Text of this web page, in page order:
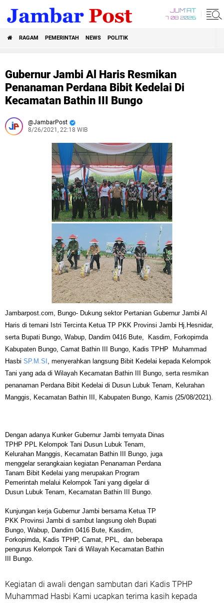
JUM'AT
7 08 2026
RAGAM PEMERINTAH NEWS POLITIK
Gubernur Jambi Al Haris Resmikan
Penanaman Perdana Bibit Kedelai Di
Kecamatan Bathin III Bungo
JambarPost
8/26/2021, 22:18 WIB
Jambarpost.com, Bungo- Dukung sektor Pertanian Gubernur Jambi Al
Haris di temani Istri Tercinta Ketua TP PKK Provinsi Jambi Hj.Hesnidar,
serta Bupati Bungo, Wabup, Dandim 0416 Bute, Kasdim, Forkopimda
Kabupaten Bungo, Camat Bathin III Bungo, Kadis TPHP Muhammad
Hasbi SP.M.SI , menyerahkan langsung Bibit Kedelai kepada Kelompok
Tani yang ada di Wilayah Kecamatan Bathin III Bungo, serta resmikan
penanaman Perdana Bibit Kedelai di Dusun Lubuk Tenam, Kelurahan
Manggis, Kecamatan Bathin III, Kabupaten Bungo, Kamis (25/08/2021).
Dengan adanya Kunker Gubernur Jambi ternyata Dinas
TPHP PPL Kelompok Tani Dusun Lubuk Tenam,
Kelurahan Manggis, Kecamatan Bathin III Bungo, juga
menggelar serangkaian kegiatan Penanaman Perdana
Tanam Bibit Kedelai yang merupakan Program
Pemerintah melalui Kelompok Tani yang digelar di
Dusun Lubuk Tenam, Kecamatan Bathin III Bungo.
Kunjungan kerja Gubernur Jambi bersama Ketua TP
PKK Provinsi Jambi di sambut langsung oleh Bupati
Bungo, Wabup, Dandim 0416 Bute, Kasdim,
Forkopimda, Kadis TPHP, Camat, PPL, dan beberapa
pengurus Kelompok Tani di Wilayah Kecamatan Bathin
III Bungo.
Kegiatan di awali dengan sambutan dari Kadis TPHP
Muhammad Hasbi Kami ucapkan terima kasih kepada